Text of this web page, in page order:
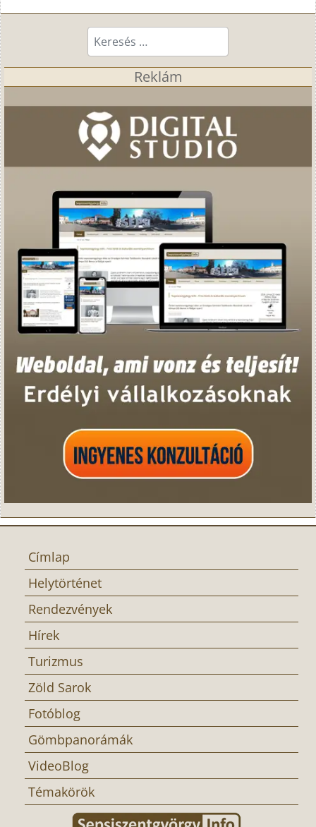
Keresés...
Reklám
Címlap
Helytörténet
Rendezvények
Hírek
Turizmus
Zöld Sarok
Fotóblog
Gömbpanorámák
VideoBlog
Témakörök